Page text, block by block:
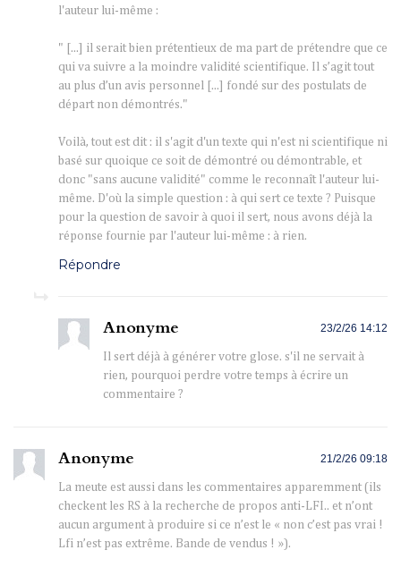
l'auteur lui-même :
" [...] il serait bien prétentieux de ma part de prétendre que ce
qui va suivre a la moindre validité scientifique. Il s’agit tout
au plus d’un avis personnel [...] fondé sur des postulats de
départ non démontrés."
Voilà, tout est dit : il s'agit d'un texte qui n'est ni scientifique ni
basé sur quoique ce soit de démontré ou démontrable, et
donc "sans aucune validité" comme le reconnaît l'auteur lui-
même. D'où la simple question : à qui sert ce texte ? Puisque
pour la question de savoir à quoi il sert, nous avons déjà la
réponse fournie par l'auteur lui-même : à rien.
Répondre
Anonyme 23/2/26 14:12
Il sert déjà à générer votre glose. s'il ne servait à
rien, pourquoi perdre votre temps à écrire un
commentaire ?
Anonyme 21/2/26 09:18
La meute est aussi dans les commentaires apparemment (ils
checkent les RS à la recherche de propos anti-LFI.. et n’ont
aucun argument à produire si ce n’est le « non c’est pas vrai !
Lfi n’est pas extrême. Bande de vendus ! »).